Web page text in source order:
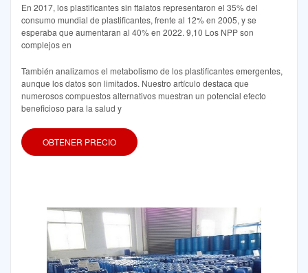
En 2017, los plastificantes sin ftalatos representaron el 35% del
consumo mundial de plastificantes, frente al 12% en 2005, y se
esperaba que aumentaran al 40% en 2022. 9,10 Los NPP son
complejos en
También analizamos el metabolismo de los plastificantes emergentes,
aunque los datos son limitados. Nuestro artículo destaca que
numerosos compuestos alternativos muestran un potencial efecto
beneficioso para la salud y
OBTENER PRECIO